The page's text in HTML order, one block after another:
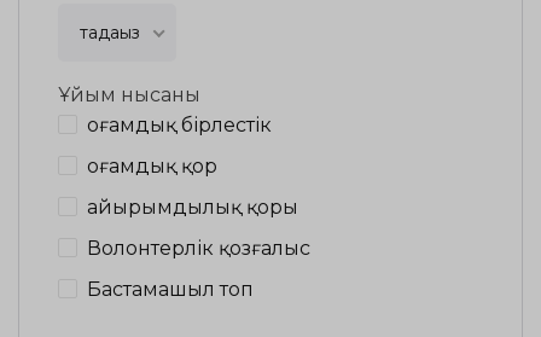
таңдаңыз
Ұйым нысаны
Қоғамдық бірлестік
Қоғамдық қор
Қайырымдылық қоры
Волонтерлік қозғалыс
Бастамашыл топ